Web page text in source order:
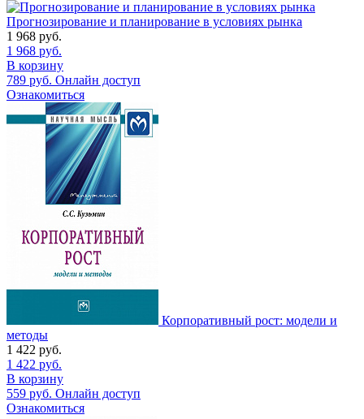
Прогнозирование и планирование в условиях рынка
1 968 руб.
1 968 руб.
В корзину
789 руб. Онлайн доступ
Ознакомиться
Корпоративный рост: модели и
методы
1 422 руб.
1 422 руб.
В корзину
559 руб. Онлайн доступ
Ознакомиться